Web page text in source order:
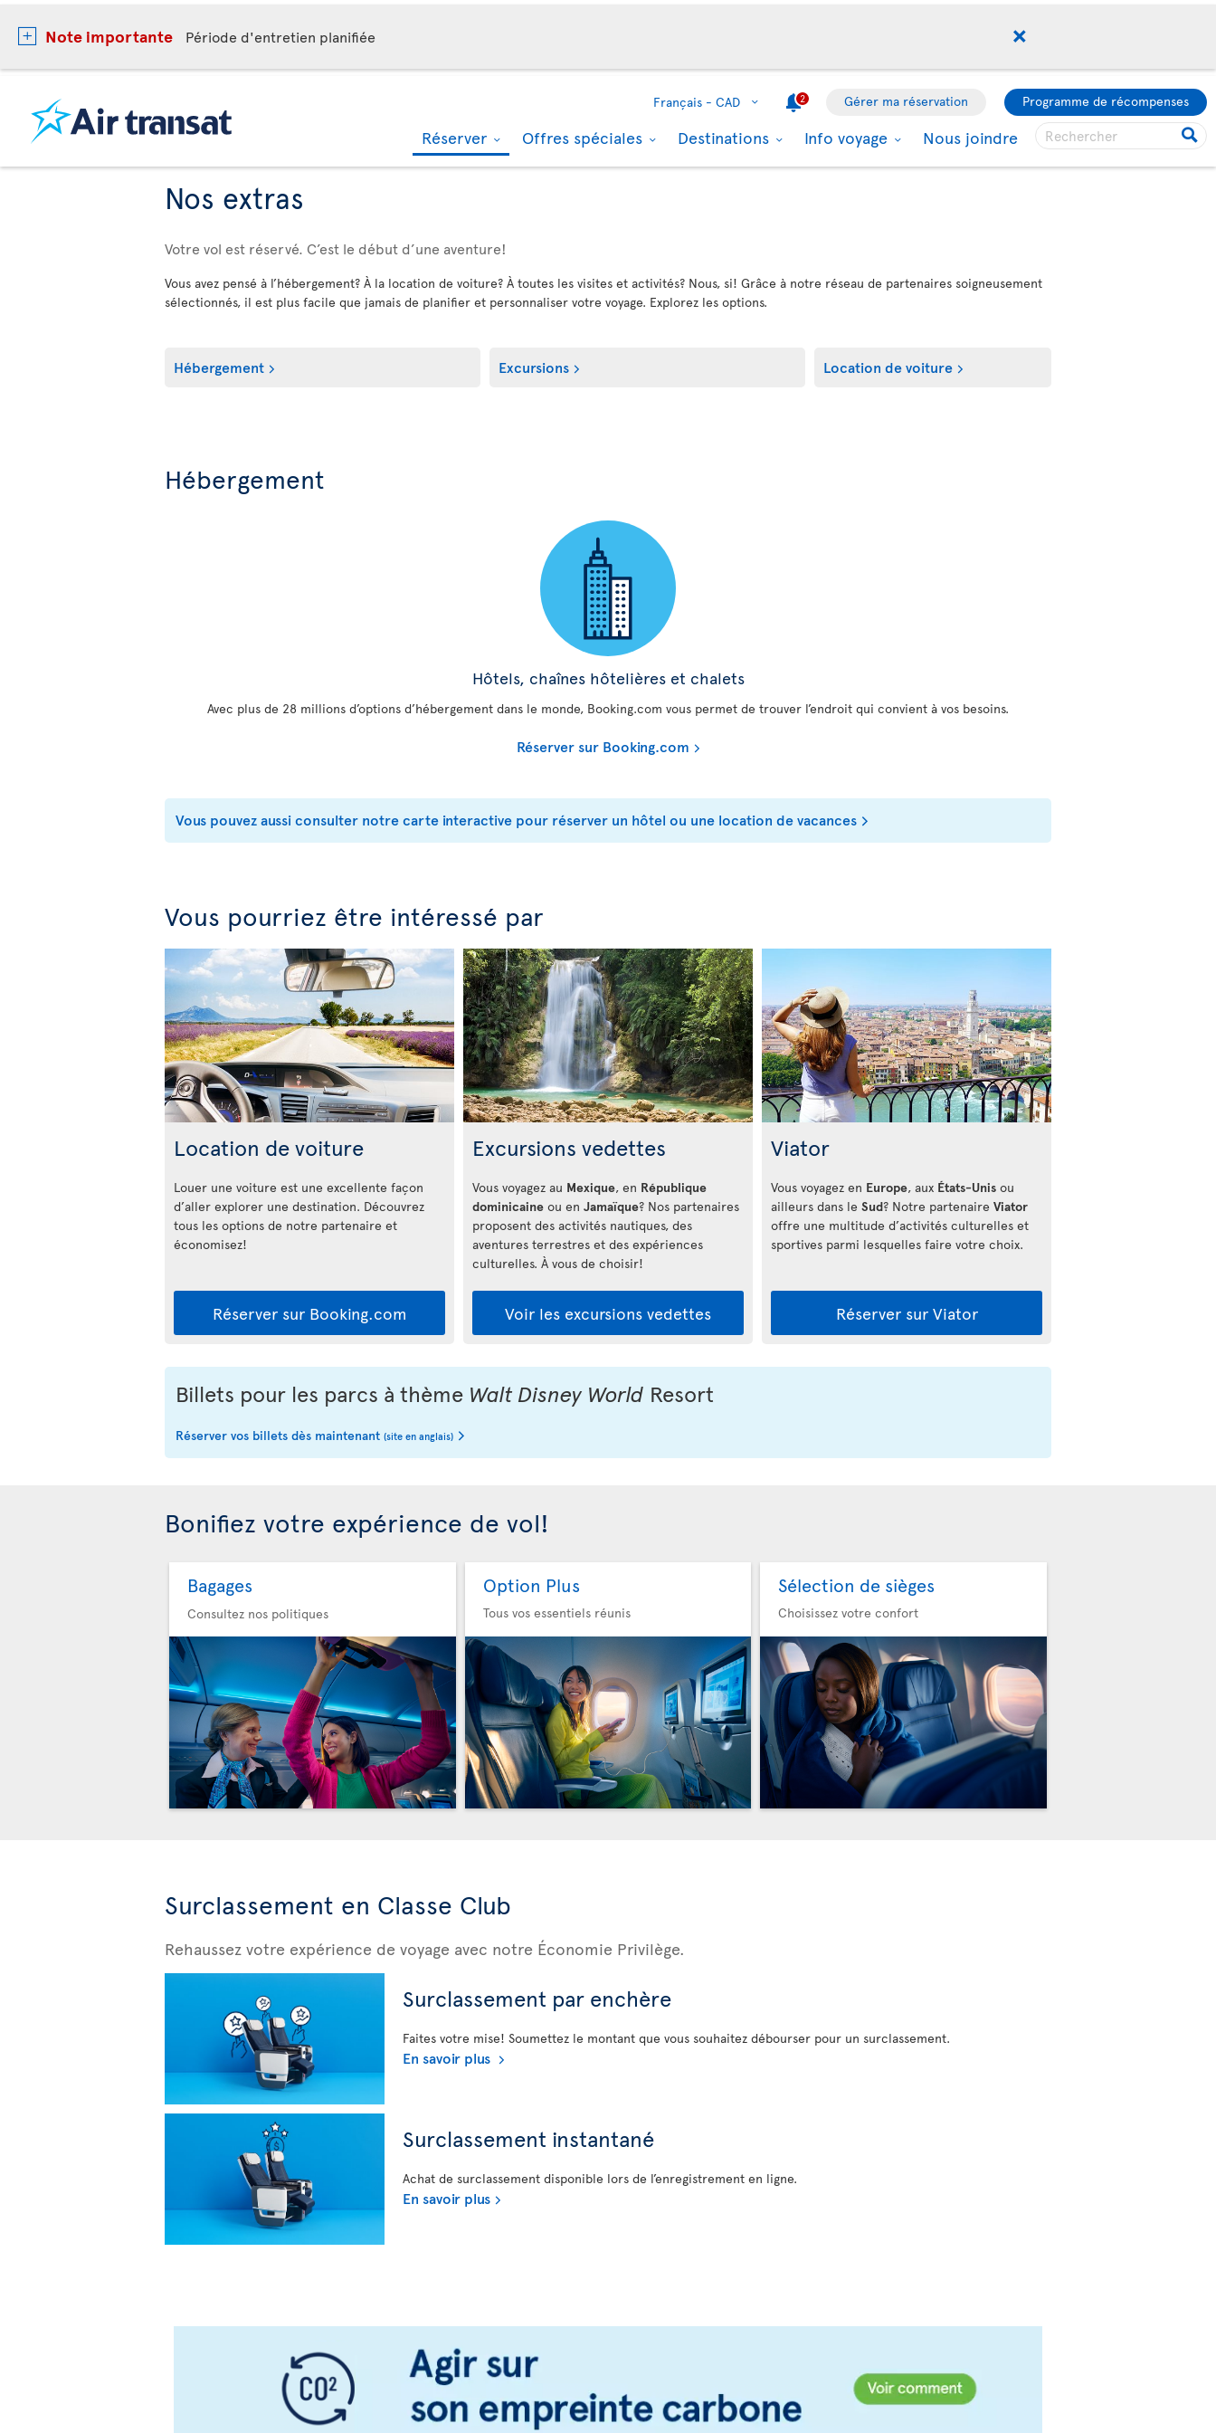
Note importante Période d'entretien planifiée
Français - CAD 2 Gérer ma réservation Programme de récompenses
Réserver Offres spéciales Destinations Info voyage Nous joindre
Nos extras
Votre vol est réservé. C’est le début d’une aventure!
Vous avez pensé à l’hébergement? À la location de voiture? À toutes les visites et activités? Nous, si! Grâce à notre réseau de partenaires soigneusement
sélectionnés, il est plus facile que jamais de planifier et personnaliser votre voyage. Explorez les options.
Hébergement Excursions Location de voiture
Hébergement
Hôtels, chaînes hôtelières et chalets
Avec plus de 28 millions d’options d’hébergement dans le monde, Booking.com vous permet de trouver l’endroit qui convient à vos besoins.
Réserver sur Booking.com
Vous pouvez aussi consulter notre carte interactive pour réserver un hôtel ou une location de vacances
Vous pourriez être intéressé par
Location de voiture
Louer une voiture est une excellente façon
d’aller explorer une destination. Découvrez
tous les options de notre partenaire et
économisez!
Réserver sur Booking.com
Excursions vedettes
Vous voyagez au Mexique, en République
dominicaine ou en Jamaïque? Nos partenaires
proposent des activités nautiques, des
aventures terrestres et des expériences
culturelles. À vous de choisir!
Voir les excursions vedettes
Viator
Vous voyagez en Europe, aux États-Unis ou
ailleurs dans le Sud? Notre partenaire Viator
offre une multitude d’activités culturelles et
sportives parmi lesquelles faire votre choix.
Réserver sur Viator
Billets pour les parcs à thème Walt Disney World Resort
Réserver vos billets dès maintenant (site en anglais)
Bonifiez votre expérience de vol!
Bagages
Consultez nos politiques
Option Plus
Tous vos essentiels réunis
Sélection de sièges
Choisissez votre confort
Surclassement en Classe Club
Rehaussez votre expérience de voyage avec notre Économie Privilège.
Surclassement par enchère
Faites votre mise! Soumettez le montant que vous souhaitez débourser pour un surclassement.
En savoir plus
Surclassement instantané
Achat de surclassement disponible lors de l’enregistrement en ligne.
En savoir plus